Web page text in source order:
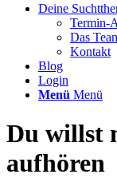
Deine
Termin-
Das
Kontakt
Blog
Login
Menü Menü
Du willst
aufhören